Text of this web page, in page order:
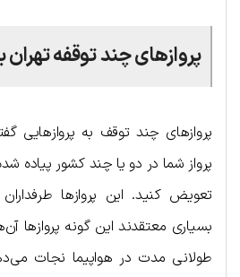
پروازهای چند توقفه تهران
پروازهای چند توقف به پروازهایی
پرواز شما در دو یا چند کشور پیاده
تعویض کنید. این پروازها
بسیاری معتقدند این گونه پروازها
طولانی مدت در هواپیما نجات